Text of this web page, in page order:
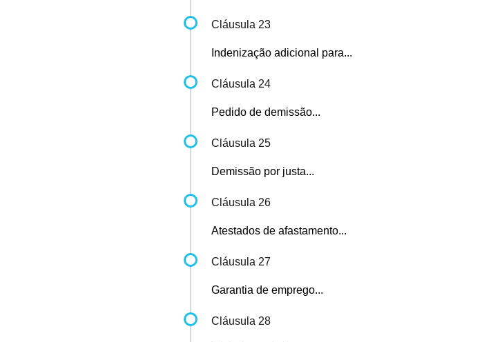
Cláusula 23
Indenização adicional para...
Cláusula 24
Pedido de demissão...
Cláusula 25
Demissão por justa...
Cláusula 26
Atestados de afastamento...
Cláusula 27
Garantia de emprego...
Cláusula 28